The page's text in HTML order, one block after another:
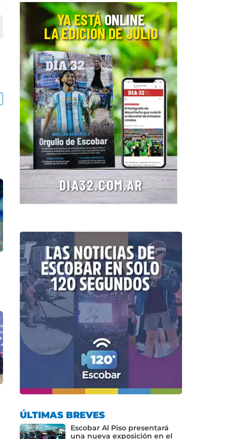
ÚLTIMAS BREVES
Escobar Al Piso presentará
una nueva exposición en el